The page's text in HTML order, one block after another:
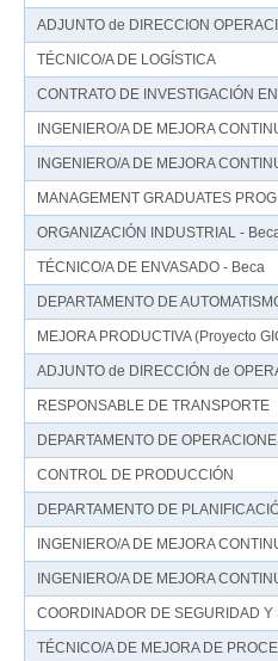
ADJUNTO de DIRECCION
TÉCNICO/A DE LOGÍSTICA
CONTRATO DE INVESTIGACIÓN
INGENIERO/A DE MEJORA
INGENIERO/A DE MEJORA
MANAGEMENT GRADUATES
ORGANIZACIÓN INDUSTRIAL -
TÉCNICO/A DE ENVASADO - Beca
DEPARTAMENTO DE
MEJORA PRODUCTIVA (Proyecto
ADJUNTO de DIRECCIÓN de
RESPONSABLE DE TRANSPORTE
DEPARTAMENTO DE
CONTROL DE PRODUCCIÓN
DEPARTAMENTO DE
INGENIERO/A DE MEJORA
INGENIERO/A DE MEJORA
COORDINADOR DE SEGURIDAD
TÉCNICO/A DE MEJORA DE